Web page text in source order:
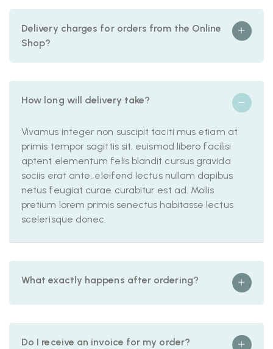
Delivery charges for orders from the Online
Shop?
How long will delivery take?
Vivamus integer non suscipit taciti mus etiam at
primis tempor sagittis sit, euismod libero facilisi
aptent elementum felis blandit cursus gravida
sociis erat ante, eleifend lectus nullam dapibus
netus feugiat curae curabitur est ad. Mollis
pretium lorem primis senectus habitasse lectus
scelerisque donec.
What exactly happens after ordering?
Do I receive an invoice for my order?